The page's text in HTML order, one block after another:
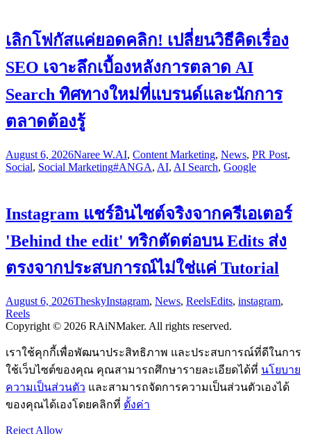
เลิกโฟกัสแค่ยอดคลิก! เปลี่ยนวิธีคิดเรื่อง
SEO เจาะลึกเบื้องหลังการตลาด AI
Search ทิศทางใหม่ที่แบรนด์และนักการ
ตลาดต้องรู้
August 6, 2026Naree W.AI, Content Marketing, News, PR Post,
Social, Social Marketing#ANGA, AI, AI Search, Google
Instagram แชร์อินไซต์จริงจากครีเอเตอร์
'Behind the edit' ทริกตัดต่อบน Edits ส่ง
ตรงจากประสบการณ์ไม่ใช่แค่ Tutorial
August 6, 2026TheskyInstagram, News, ReelsEdits, instagram,
Reels
Copyright © 2026 RAiNMaker. All rights reserved.
เราใช้คุกกี้เพื่อพัฒนาประสิทธิภาพ และประสบการณ์ที่ดีในการ
ใช้เว็บไซต์ของคุณ คุณสามารถศึกษารายละเอียดได้ที่ นโยบาย
ความเป็นส่วนตัว และสามารถจัดการความเป็นส่วนตัวเองได้
ของคุณได้เองโดยคลิกที่ ตั้งค่า
Reject Allow